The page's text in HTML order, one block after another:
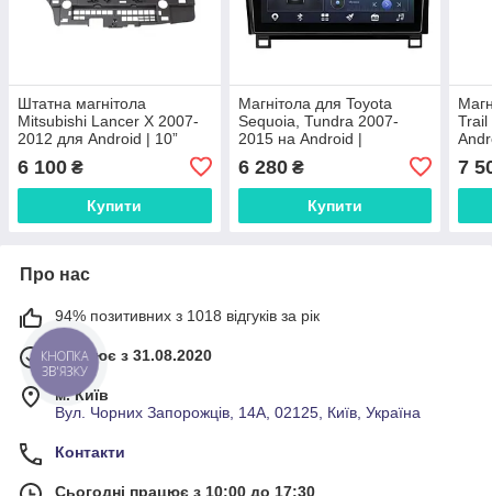
Штатна магнітола
Mitsubishi Lancer X 2007-
2012 для Android | 10”
Bluetooth, Wi-Fi, камера
заднього виду
6 100 ₴
Купити
Магнітола для Toyota
Sequoia, Tundra 2007-
2015 на Android |
Bluetooth, камера
заднього виду
6 280₴
Купити
7
Про нас
94% позитивних з 1018 відгуків за рік
Працює з 31.08.2020
м. Київ
Вул. Чорних Запорожців, 14А, 02125, Київ, Україна
Контакти
Сьогодні працює з 10:00 до 17:30
КНОПКА
ЗВ'ЯЗКУ